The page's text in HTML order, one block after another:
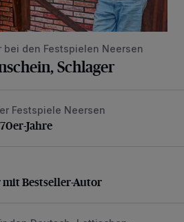
bei den Festspielen Neersen
Schlager
70er-Jahre
Festspiele Neersen
Jahre
Bestseller-Autor
Bestseller-Autor